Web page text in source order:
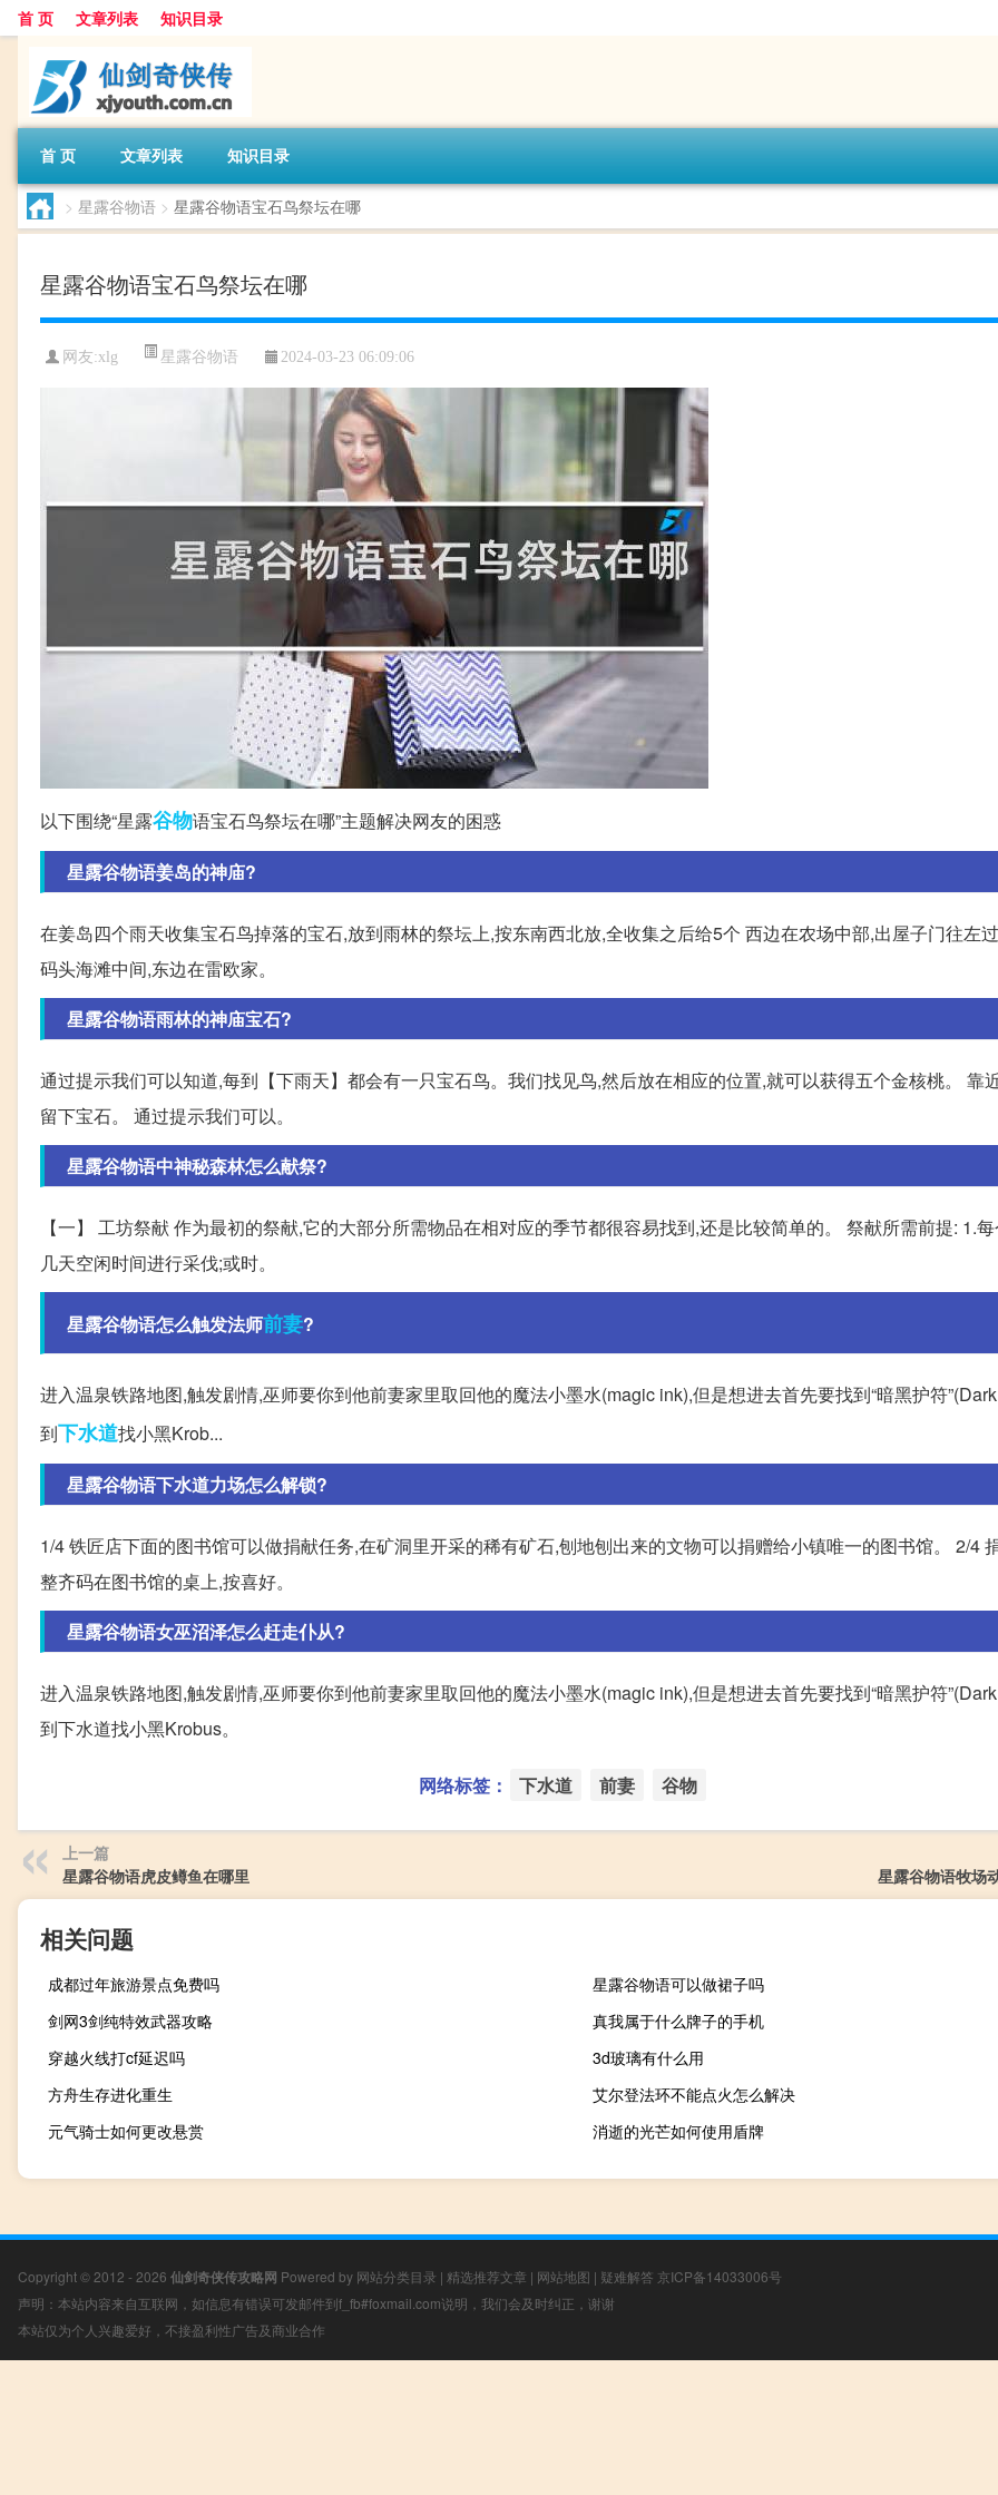
首 页 文章列表 知识目录
首 页 文章列表 知识目录
> 星露谷物语 > 星露谷物语宝石鸟祭坛在哪
星露谷物语宝石鸟祭坛在哪
网友:xlg 星露谷物语 2024-03-23 06:09:06
以下围绕“星露谷物语宝石鸟祭坛在哪”主题解决网友的困惑
星露谷物语姜岛的神庙?
在姜岛四个雨天收集宝石鸟掉落的宝石,放到雨林的祭坛上,按东南西北放,全收集之后给5个 西边在农场中部,出屋子门往左
码头海滩中间,东边在雷欧家。
星露谷物语雨林的神庙宝石?
通过提示我们可以知道,每到【下雨天】都会有一只宝石鸟。我们找见鸟,然后放在相应的位置,就可以获得五个金核桃。 靠
留下宝石。 通过提示我们可以。
星露谷物语中神秘森林怎么献祭?
【一】 工坊祭献 作为最初的祭献,它的大部分所需物品在相对应的季节都很容易找到,还是比较简单的。 祭献所需前提: 1.
几天空闲时间进行采伐;或时。
星露谷物语怎么触发法师前妻?
进入温泉铁路地图,触发剧情,巫师要你到他前妻家里取回他的魔法小墨水(magic ink),但是想进去首先要找到“暗黑护符
到下水道找小黑Krob...
星露谷物语下水道力场怎么解锁?
1/4 铁匠店下面的图书馆可以做捐献任务,在矿洞里开采的稀有矿石,刨地刨出来的文物可以捐赠给小镇唯一的图书馆。 2/4
整齐码在图书馆的桌上,按喜好。
星露谷物语女巫沼泽怎么赶走仆从?
进入温泉铁路地图,触发剧情,巫师要你到他前妻家里取回他的魔法小墨水(magic ink),但是想进去首先要找到“暗黑护符
到下水道找小黑Krobus。
网络标签： 下水道 前妻 谷物
上一篇
星露谷物语虎皮鳟鱼在哪里
星露谷物语牧场
相关问题
成都过年旅游景点免费吗
星露谷物语可以做裙子吗
剑网3剑纯特效武器攻略
真我属于什么牌子的手机
穿越火线打cf延迟吗
3d玻璃有什么用
方舟生存进化重生
艾尔登法环不能点火怎么解决
元气骑士如何更改悬赏
消逝的光芒如何使用盾牌
Copyright © 2012 - 2026 仙剑奇侠传攻略网 Powered by 网站分类目录 | 精选推荐文章 | 网站地图 | 疑难解答 京ICP备14033006号
声明：本站内容来自互联网，如信息有错误可发邮件到f_fb#foxmail.com说明，我们会及时纠正，谢谢
本站仅为个人兴趣爱好，不接盈利性广告及商业合作